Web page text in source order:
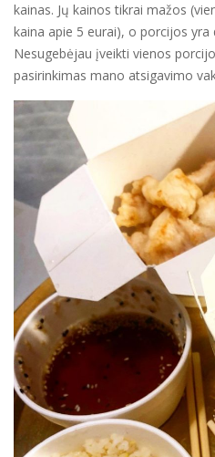
kainas. Jų kainos tikrai mažos
kaina apie 5 eurai), o porcijos yra
Nesugebėjau įveikti vienos
pasirinkimas mano atsigavimo